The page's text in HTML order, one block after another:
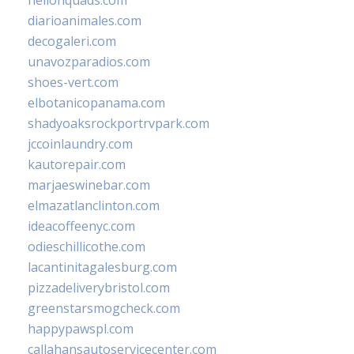
diarioanimales.com
decogaleri.com
unavozparadios.com
shoes-vert.com
elbotanicopanama.com
shadyoaksrockportrvpark.com
jccoinlaundry.com
kautorepair.com
marjaeswinebar.com
elmazatlanclinton.com
ideacoffeenyc.com
odieschillicothe.com
lacantinitagalesburg.com
pizzadeliverybristol.com
greenstarsmogcheck.com
happypawspl.com
callahansautoservicecenter.com